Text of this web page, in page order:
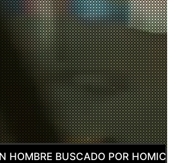
EN LA CENTRAL DE ABASTOS